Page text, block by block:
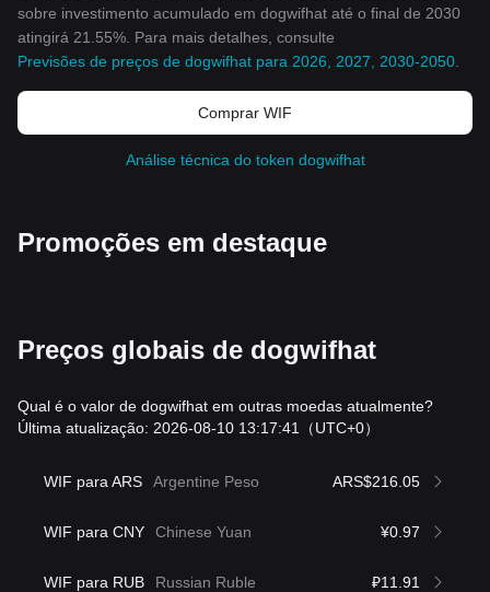
sobre investimento acumulado em dogwifhat até o final de 2030
atingirá 21.55%. Para mais detalhes, consulte
Previsões de preços de dogwifhat para 2026, 2027, 2030-2050
Comprar WIF
Análise técnica do token dogwifhat
Promoções em destaque
Preços globais de dogwifhat
Qual é o valor de dogwifhat em outras moedas atualmente?
Última atualização: 2026-08-10 13:17:41
（UTC+0）
WIF para ARS Argentine Peso ARS$216.05
WIF para CNY Chinese Yuan ¥0.97
WIF para RUB Russian Ruble ₽11.91